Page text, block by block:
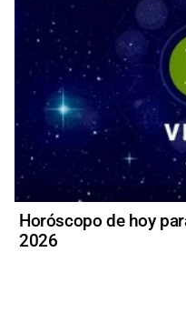
Horóscopo de hoy
2026